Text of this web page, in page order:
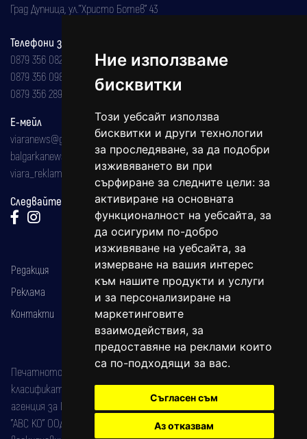
Ние използваме
бисквитки
Този уебсайт използва
бисквитки и други технологии
за проследяване, за да подобри
изживяването ви при
сърфиране за следните цели: за
активиране на основната
функционалност на уебсайта, за
да осигурим по-добро
изживяване на уебсайта, за
измерване на вашия интерес
към нашите продукти и услуги
и за персонализиране на
маркетинговите
взаимодействия, за
предоставяне на реклами които
са по-подходящи за вас.
Съгласен съм
Аз отказвам
Град Дупница, ул.''Христо Ботев" 43
Телефони за реклама и абонаменти
0879 356 082
0879 356 098
0879 356 289
Е-мейл
viaranews@gmail.com
balgarkanews@gmail.com
viara_reklama@mail.bg
Следвайте ни:
Редакция
Реклама
Контакти
Печатното издание на вестника е регистрирано в националния
класификатор на печатните издания (Българска национална
агенция за ISSN) под номер: ISSN 1312-4722.
"АВС КО" ООД е притежател на марката: Вяра информационен